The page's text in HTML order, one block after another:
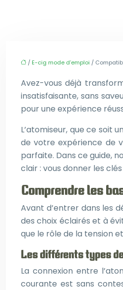
/ E-cig mode d’emploi /
Avez-vous déjà
insatisfaisante, sans
pour une expérience
L’atomiseur, que ce soit
de votre expérience de
parfaite. Dans ce guide,
clair : vous donner les
Comprendre les
Avant d’entrer dans les
des choix éclairés et à
que le rôle de la tension
Les différents types
La connexion entre
courante est sans